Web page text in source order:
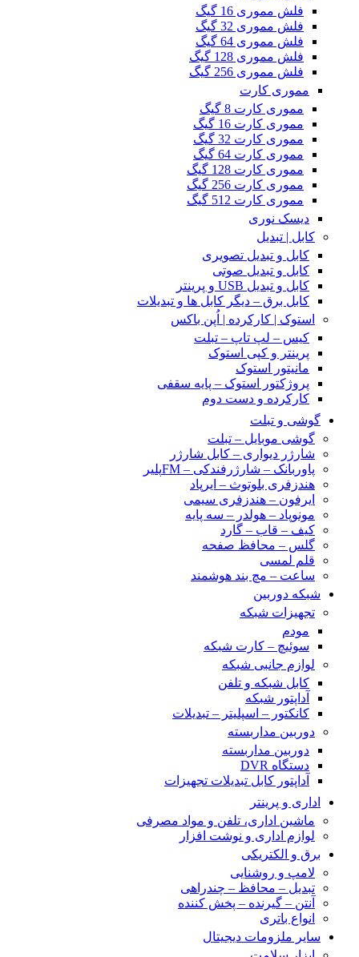
فلش مموری 16 گیگ
فلش مموری 32 گیگ
فلش مموری 64 گیگ
فلش مموری 128 گیگ
فلش مموری 256 گیگ
مموری کارت
مموری کارت 8 گیگ
مموری کارت 16 گیگ
مموری کارت 32 گیگ
مموری کارت 64 گیگ
مموری کارت 128 گیگ
مموری کارت 256 گیگ
مموری کارت 512 گیگ
دیسک نوری
کابل | تبدیل
کابل و تبدیل تصویری
کابل و تبدیل صوتی
کابل و تبدیل USB و پرینتر
کابل برق – دیگر کابل ها و تبدیلات
استوک | کارکرده | اُپن باکس
کیس – لپ تاپ – تبلت
پرینتر و کپی استوک
مانیتور استوک
پروژکتور استوک – پایه سقفی
کارکرده و دست دوم
گوشی و تبلت
گوشی موبایل – تبلت
شارژر دیواری – کابل شارژر
پاوربانک – شارژرفندکی – FMپلیر
هندزفری بلوتوث – ایرپاد
ایرفون – هندزفری سیمی
مونوپاد – هولدر – سه پایه
کیف – قاب – گارد
گلس – محافظ صفحه
قلم لمسی
ساعت – مچ بند هوشمند
شبکه دوربین
تجهیزات شبکه
مودم
سوئیچ – کارت شبکه
لوازم جانبی شبکه
کابل شبکه و تلفن
آداپتور شبکه
کانکتور – اسپلیتر – تبدیلات
دوربین مداربسته
دوربین مداربسته
دستگاه DVR
آداپتور کابل تبدیلات تجهیزات
اداری و پرینتر
ماشین اداری، تلفن و مواد مصرفی
لوازم اداری و نوشت افزار
برق و الکتریکی
لامپ و روشنایی
تبدیل – محافظ – چندراهی
آنتن – گیرنده – پخش کننده
انواع باتری
سایر ملزومات دیجیتال